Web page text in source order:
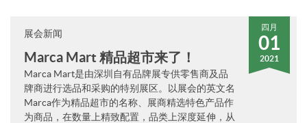
四月
01
2021
展会新闻
Marca Mart 精品超市来了！
Marca Mart是由深圳自有品牌展专供零售商及品
牌商进行选品和采购的特别展区。以展会的英文名
Marca作为精品超市的名称、展商精选特色产品作
为商品，在数量上精致配置，品类上深度延伸，从